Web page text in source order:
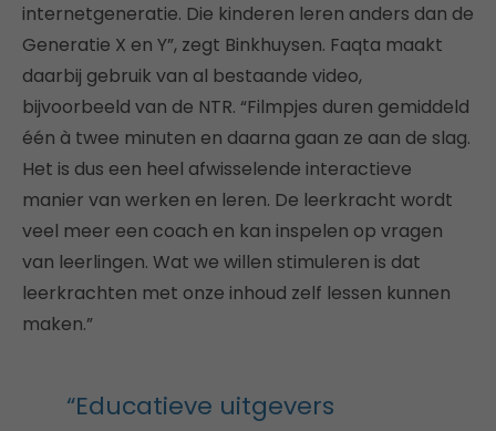
internetgeneratie. Die kinderen leren anders dan de
Generatie X en Y”, zegt Binkhuysen. Faqta maakt
daarbij gebruik van al bestaande video,
bijvoorbeeld van de NTR. “Filmpjes duren gemiddeld
één à twee minuten en daarna gaan ze aan de slag.
Het is dus een heel afwisselende interactieve
manier van werken en leren. De leerkracht wordt
veel meer een coach en kan inspelen op vragen
van leerlingen. Wat we willen stimuleren is dat
leerkrachten met onze inhoud zelf lessen kunnen
maken.”
“Educatieve uitgevers